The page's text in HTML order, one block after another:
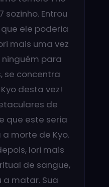
sozinho. Entrou
ele poderia
mais uma vez
ninguém para
se concentra
desta vez!
de
que este seria
morte de Kyo.
Iori mais
de sangue,
matar. Sua